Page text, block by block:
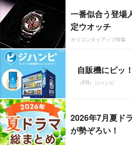
一番似合う登場
定ウオッチ
オリコンタイアップ特集
自販機にピッ
（PR）ジハンピ
2026年7月夏ド
が勢ぞろい！